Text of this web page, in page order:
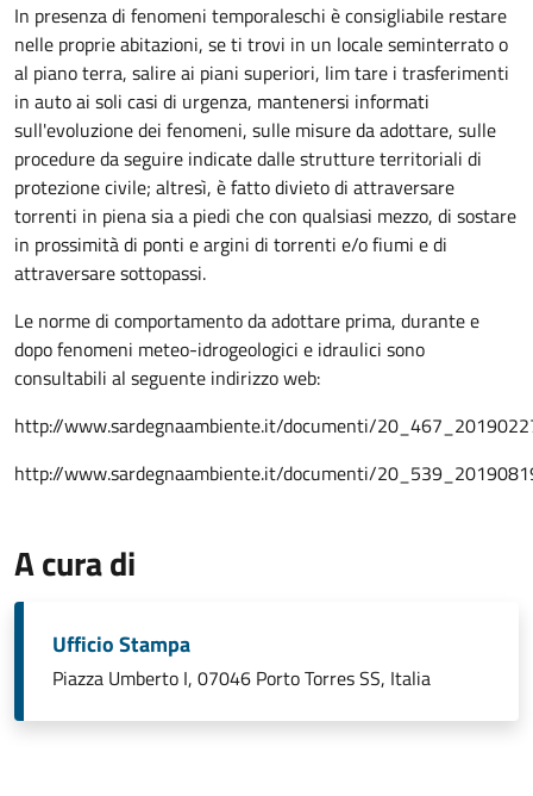
In presenza di fenomeni temporaleschi è consigliabile restare
nelle proprie abitazioni, se ti trovi in un locale seminterrato o
al piano terra, salire ai piani superiori, lim tare i trasferimenti
in auto ai soli casi di urgenza, mantenersi informati
sull'evoluzione dei fenomeni, sulle misure da adottare, sulle
procedure da seguire indicate dalle strutture territoriali di
protezione civile; altresì, è fatto divieto di attraversare
torrenti in piena sia a piedi che con qualsiasi mezzo, di sostare
in prossimità di ponti e argini di torrenti e/o fiumi e di
attraversare sottopassi.
Le norme di comportamento da adottare prima, durante e
dopo fenomeni meteo-idrogeologici e idraulici sono
consultabili al seguente indirizzo web:
http://www.sardegnaambiente.it/documenti/
http://www.sardegnaambiente.it/documenti/
A cura di
Ufficio Stampa
Piazza Umberto I, 07046 Porto Torres SS, Italia